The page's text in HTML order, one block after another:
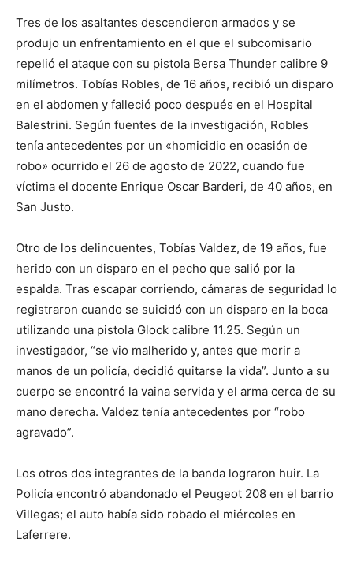
Tres de los asaltantes descendieron armados y se
produjo un enfrentamiento en el que el subcomisario
repelió el ataque con su pistola Bersa Thunder calibre 9
milímetros. Tobías Robles, de 16 años, recibió un disparo
en el abdomen y falleció poco después en el Hospital
Balestrini. Según fuentes de la investigación, Robles
tenía antecedentes por un «homicidio en ocasión de
robo» ocurrido el 26 de agosto de 2022, cuando fue
víctima el docente Enrique Oscar Barderi, de 40 años, en
San Justo.
Otro de los delincuentes, Tobías Valdez, de 19 años, fue
herido con un disparo en el pecho que salió por la
espalda. Tras escapar corriendo, cámaras de seguridad lo
registraron cuando se suicidó con un disparo en la boca
utilizando una pistola Glock calibre 11.25. Según un
investigador, “se vio malherido y, antes que morir a
manos de un policía, decidió quitarse la vida”. Junto a su
cuerpo se encontró la vaina servida y el arma cerca de su
mano derecha. Valdez tenía antecedentes por “robo
agravado”.
Los otros dos integrantes de la banda lograron huir. La
Policía encontró abandonado el Peugeot 208 en el barrio
Villegas; el auto había sido robado el miércoles en
Laferrere.